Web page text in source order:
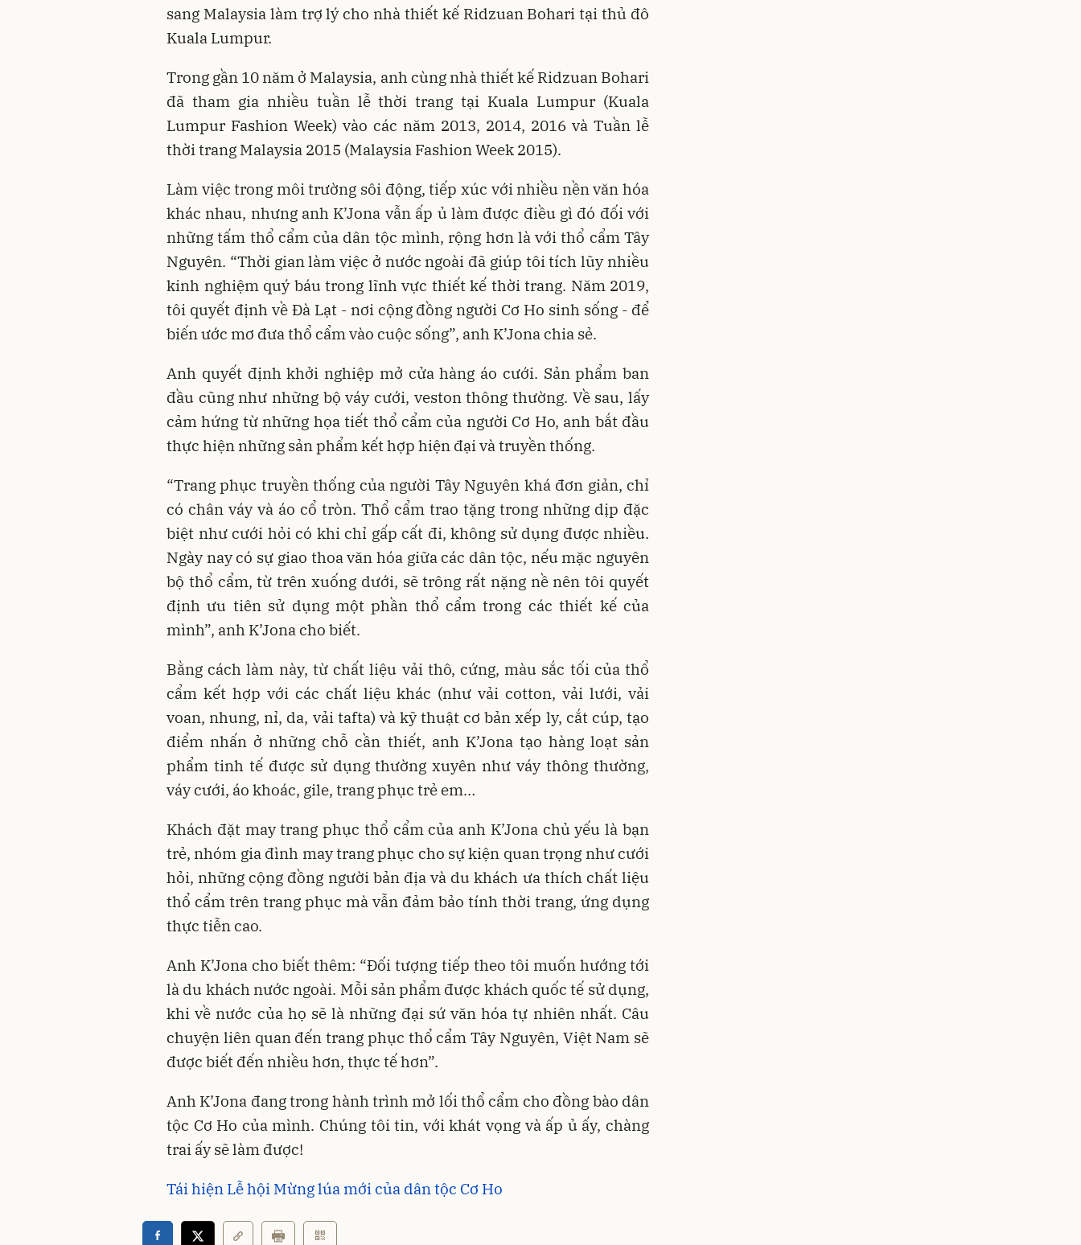
sang Malaysia làm trợ lý cho nhà thiết kế Ridzuan Bohari tại thủ đô
Kuala Lumpur.
Trong gần 10 năm ở Malaysia, anh cùng nhà thiết kế Ridzuan Bohari
đã tham gia nhiều tuần lễ thời trang tại Kuala Lumpur (Kuala
Lumpur Fashion Week) vào các năm 2013, 2014, 2016 và Tuần lễ
thời trang Malaysia 2015 (Malaysia Fashion Week 2015).
Làm việc trong môi trường sôi động, tiếp xúc với nhiều nền văn hóa
khác nhau, nhưng anh K’Jona vẫn ấp ủ làm được điều gì đó đối với
những tấm thổ cẩm của dân tộc mình, rộng hơn là với thổ cẩm Tây
Nguyên. “Thời gian làm việc ở nước ngoài đã giúp tôi tích lũy nhiều
kinh nghiệm quý báu trong lĩnh vực thiết kế thời trang. Năm 2019,
tôi quyết định về Đà Lạt - nơi cộng đồng người Cơ Ho sinh sống - để
biến ước mơ đưa thổ cẩm vào cuộc sống”, anh K’Jona chia sẻ.
Anh quyết định khởi nghiệp mở cửa hàng áo cưới. Sản phẩm ban
đầu cũng như những bộ váy cưới, veston thông thường. Về sau, lấy
cảm hứng từ những họa tiết thổ cẩm của người Cơ Ho, anh bắt đầu
thực hiện những sản phẩm kết hợp hiện đại và truyền thống.
“Trang phục truyền thống của người Tây Nguyên khá đơn giản, chỉ
có chân váy và áo cổ tròn. Thổ cẩm trao tặng trong những dịp đặc
biệt như cưới hỏi có khi chỉ gấp cất đi, không sử dụng được nhiều.
Ngày nay có sự giao thoa văn hóa giữa các dân tộc, nếu mặc nguyên
bộ thổ cẩm, từ trên xuống dưới, sẽ trông rất nặng nề nên tôi quyết
định ưu tiên sử dụng một phần thổ cẩm trong các thiết kế của
mình”, anh K’Jona cho biết.
Bằng cách làm này, từ chất liệu vải thô, cứng, màu sắc tối của thổ
cẩm kết hợp với các chất liệu khác (như vải cotton, vải lưới, vải
voan, nhung, nỉ, da, vải tafta) và kỹ thuật cơ bản xếp ly, cắt cúp, tạo
điểm nhấn ở những chỗ cần thiết, anh K’Jona tạo hàng loạt sản
phẩm tinh tế được sử dụng thường xuyên như váy thông thường,
váy cưới, áo khoác, gile, trang phục trẻ em…
Khách đặt may trang phục thổ cẩm của anh K’Jona chủ yếu là bạn
trẻ, nhóm gia đình may trang phục cho sự kiện quan trọng như cưới
hỏi, những cộng đồng người bản địa và du khách ưa thích chất liệu
thổ cẩm trên trang phục mà vẫn đảm bảo tính thời trang, ứng dụng
thực tiễn cao.
Anh K’Jona cho biết thêm: “Đối tượng tiếp theo tôi muốn hướng tới
là du khách nước ngoài. Mỗi sản phẩm được khách quốc tế sử dụng,
khi về nước của họ sẽ là những đại sứ văn hóa tự nhiên nhất. Câu
chuyện liên quan đến trang phục thổ cẩm Tây Nguyên, Việt Nam sẽ
được biết đến nhiều hơn, thực tế hơn”.
Anh K’Jona đang trong hành trình mở lối thổ cẩm cho đồng bào dân
tộc Cơ Ho của mình. Chúng tôi tin, với khát vọng và ấp ủ ấy, chàng
trai ấy sẽ làm được!
Tái hiện Lễ hội Mừng lúa mới của dân tộc Cơ Ho